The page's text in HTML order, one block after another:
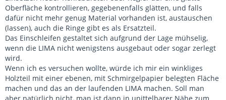
Oberfläche kontrollieren, gegebenenfalls glätten, und falls
dafür nicht mehr genug Material vorhanden ist, austauschen
(lassen), auch die Ringe gibt es als Ersatzteil.
Das Einschleifen gestaltet sich aufgrund der Lage mühselig,
wenn die LIMA nicht wenigstens ausgebaut oder sogar zerlegt
wird.
Wenn ich es versuchen wollte, würde ich mir ein winkliges
Holzteil mit einer ebenen, mit Schmirgelpapier belegten Fläche
machen und das an der laufenden LIMA machen. Soll man